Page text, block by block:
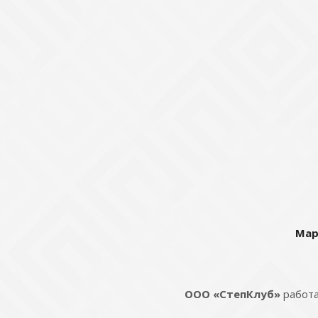
ООО «СтепКлуб»